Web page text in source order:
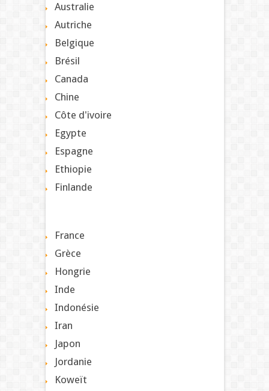
Australie
Autriche
Belgique
Brésil
Canada
Chine
Côte d'ivoire
Egypte
Espagne
Ethiopie
Finlande
France
Grèce
Hongrie
Inde
Indonésie
Iran
Japon
Jordanie
Koweït